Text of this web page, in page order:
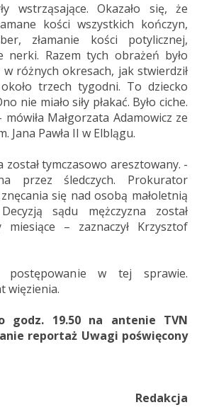
wstrząsające. Okazało się, że
kości wszystkich kończyn,
złamanie kości potylicznej,
nerki. Razem tych obrażeń było
w różnych okresach, jak stwierdził
trzech tygodni. To dziecko
nie miało siły płakać. Było ciche.
mówiła Małgorzata Adamowicz ze
Jana Pawła II w Elblągu.
został tymczasowo aresztowany. -
przez śledczych. Prokurator
się nad osobą małoletnią
sądu mężczyzna został
– zaznaczył Krzysztof
postępowanie w tej sprawie.
więzienia.
godz. 19.50 na antenie TVN
reportaż Uwagi poświęcony
Redakcja